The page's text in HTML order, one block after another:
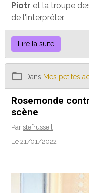
Piotr et la troupe
de l'interpréter.
Lire la suite
Dans Mes petites
Rosemonde
scène
Par stefrusseil
Le 21/01/2022